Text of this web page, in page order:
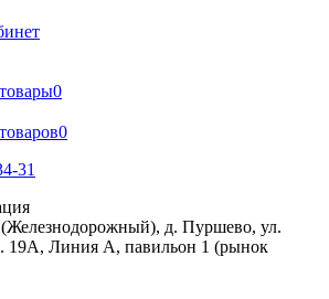
0
0
д. Пуршево, ул.
19А, Линия А, павильон 1 (рынок